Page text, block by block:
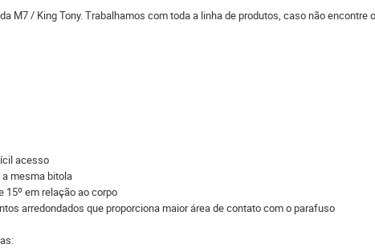
M7 / King Tony. Trabalhamos com toda a linha de produtos, caso não
acesso
mesma bitola
15º em relação ao corpo
arredondados que proporciona maior área de contato com o parafuso